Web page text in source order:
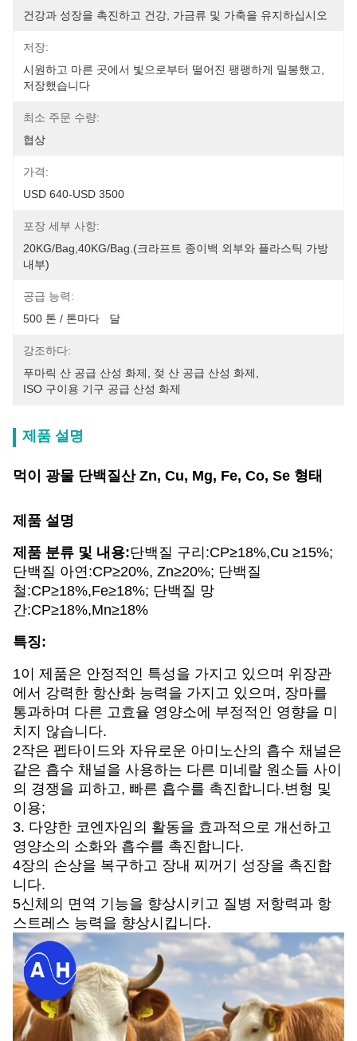
건강과 성장을 촉진하고 건강, 가금류 및 가축을 유지하십시오
저장:
시원하고 마른 곳에서 빛으로부터 떨어진 팽팽하게 밀봉했고,
저장했습니다
최소 주문 수량:
협상
가격:
USD 640-USD 3500
포장 세부 사항:
20KG/Bag,40KG/Bag.(크라프트 종이백 외부와 플라스틱 가방
내부)
공급 능력:
500 톤 / 톤마다   달
강조하다:
푸마릭 산 공급 산성 화제
젖 산 공급 산성 화제
ISO 구이용 기구 공급 산성 화제
제품 설명
먹이 광물 단백질산 Zn, Cu, Mg, Fe, Co, Se 형태
제품 설명
제품 분류 및 내용:단백질 구리:CP≥18%,Cu ≥15%;
단백질 아연:CP≥20%, Zn≥20%; 단백질
철:CP≥18%,Fe≥18%; 단백질 망
간:CP≥18%,Mn≥18%
특징:
1이 제품은 안정적인 특성을 가지고 있으며 위장관
에서 강력한 항산화 능력을 가지고 있으며, 장마를
통과하며 다른 고효율 영양소에 부정적인 영향을 미
치지 않습니다.
2작은 펩타이드와 자유로운 아미노산의 흡수 채널은
같은 흡수 채널을 사용하는 다른 미네랄 원소들 사이
의 경쟁을 피하고, 빠른 흡수를 촉진합니다.변형 및
이용;
3. 다양한 코엔자임의 활동을 효과적으로 개선하고
영양소의 소화와 흡수를 촉진합니다.
4장의 손상을 복구하고 장내 찌꺼기 성장을 촉진합
니다.
5신체의 면역 기능을 향상시키고 질병 저항력과 항
스트레스 능력을 향상시킵니다.